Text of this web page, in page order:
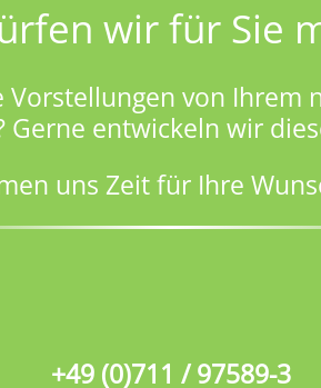
wir für Sie
Vorstellungen von Ihrem
Gerne entwickeln wir
uns Zeit für Ihre
+49 (0)711 / 97589-3